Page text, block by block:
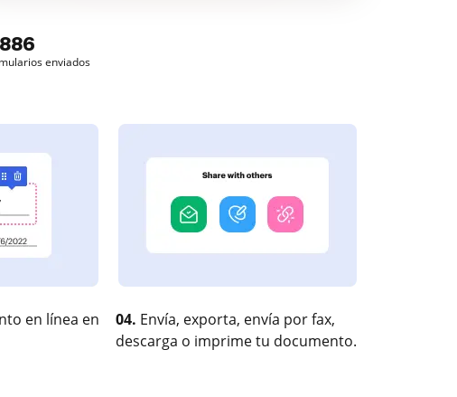
enviados
en línea en
04. Envía, exporta, envía por fax,
descarga o imprime tu documento.